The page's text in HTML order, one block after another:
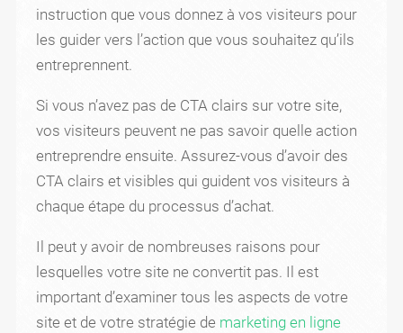
instruction que vous donnez à vos visiteurs pour
les guider vers l’action que vous souhaitez qu’ils
entreprennent.
Si vous n’avez pas de CTA clairs sur votre site,
vos visiteurs peuvent ne pas savoir quelle action
entreprendre ensuite. Assurez-vous d’avoir des
CTA clairs et visibles qui guident vos visiteurs à
chaque étape du processus d’achat.
Il peut y avoir de nombreuses raisons pour
lesquelles votre site ne convertit pas. Il est
important d’examiner tous les aspects de votre
site et de votre stratégie de marketing en ligne